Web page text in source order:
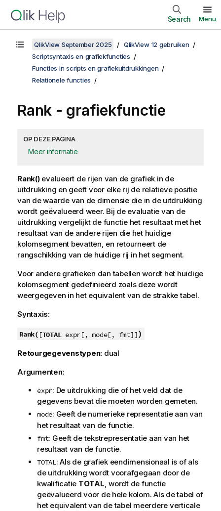
Search Menu
QlikView September 2025
QlikView 12 gebruiken
Scriptsyntaxis en grafiekfuncties
Functies in scripts en grafiekuitdrukkingen
Relationele functies
Rank - grafiekfunctie
OP DEZE PAGINA
Meer informatie
Rank()evalueert de rijen van de grafiek in de
uitdrukking en geeft voor elke rij de relatieve positie
van de waarde van de dimensie die in de uitdrukking
wordt geëvalueerd weer. Bij de evaluatie van de
uitdrukking vergelijkt de functie het resultaat met het
resultaat van de andere rijen die het huidige
kolomsegment bevatten, en retourneert de
rangschikking van de huidige rij in het segment.
Voor andere grafieken dan tabellen wordt het huidige
kolomsegment gedefinieerd zoals deze wordt
weergegeven in het equivalent van de strakke tabel.
Syntaxis:
Rank( [TOTALexpr[, mode[, fmt]])
Retourgegevenstypen: dual
Argumenten:
expr: De uitdrukking die of het veld dat de
gegevens bevat die moeten worden gemeten.
mode: Geeft de numerieke representatie aan van
het resultaat van de functie.
fmt: Geeft de tekstrepresentatie aan van het
resultaat van de functie.
TOTAL: Als de grafiek eendimensionaal is of als
de uitdrukking wordt voorafgegaan door de
kwalificatie TOTAL, wordt de functie
geëvalueerd voor de hele kolom. Als de tabel of
het equivalent van de tabel meerdere verticale